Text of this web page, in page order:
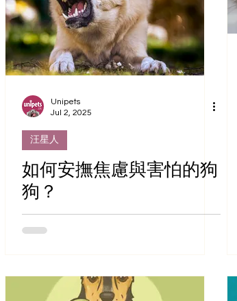
Unipets
Jul 2, 2025
汪星人
如何安撫焦慮與害怕的狗
狗？